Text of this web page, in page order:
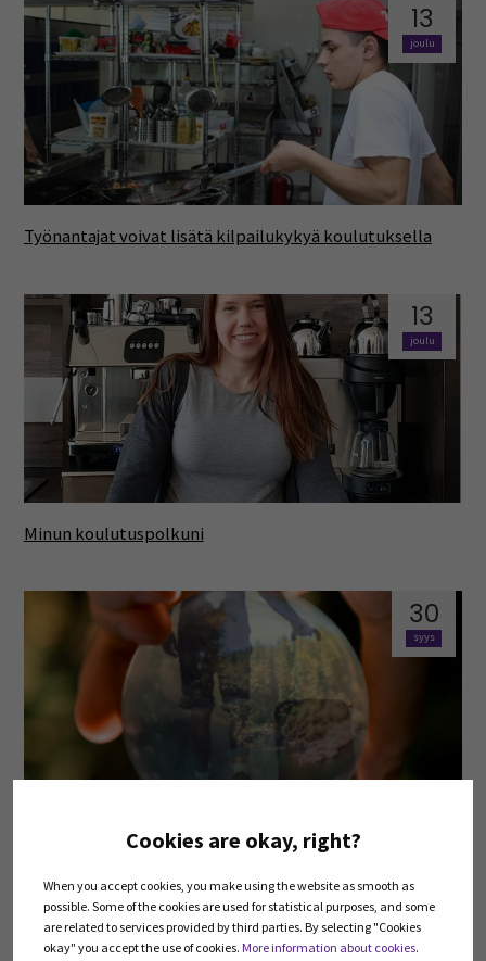
Cookies are okay, right?
When you accept cookies, you make using the website as smooth as
possible. Some of the cookies are used for statistical purposes, and some
are related to services provided by third parties. By selecting "Cookies
okay" you accept the use of cookies. More information about cookies.
13
joulu
Työnantajat voivat lisätä kilpailukykyä koulutuksella
13
joulu
Minun koulutuspolkuni
30
syys
Matkailuala hyötyy monialaisesta osaamisesta ja
30
syys